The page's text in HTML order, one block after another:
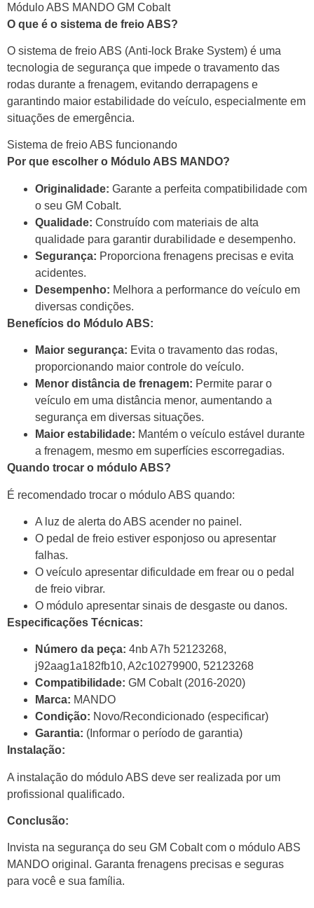
Módulo ABS MANDO GM Cobalt
O que é o sistema de freio ABS?
O sistema de freio ABS (Anti-lock Brake System) é uma
tecnologia de segurança que impede o travamento das
rodas durante a frenagem, evitando derrapagens e
garantindo maior estabilidade do veículo, especialmente em
situações de emergência.
Sistema de freio ABS funcionando
Por que escolher o Módulo ABS MANDO?
Originalidade: Garante a perfeita compatibilidade com
o seu GM Cobalt.
Qualidade: Construído com materiais de alta
qualidade para garantir durabilidade e desempenho.
Segurança: Proporciona frenagens precisas e evita
acidentes.
Desempenho: Melhora a performance do veículo em
diversas condições.
Benefícios do Módulo ABS:
Maior segurança: Evita o travamento das rodas,
proporcionando maior controle do veículo.
Menor distância de frenagem: Permite parar o
veículo em uma distância menor, aumentando a
segurança em diversas situações.
Maior estabilidade: Mantém o veículo estável durante
a frenagem, mesmo em superfícies escorregadias.
Quando trocar o módulo ABS?
É recomendado trocar o módulo ABS quando:
A luz de alerta do ABS acender no painel.
O pedal de freio estiver esponjoso ou apresentar
falhas.
O veículo apresentar dificuldade em frear ou o pedal
de freio vibrar.
O módulo apresentar sinais de desgaste ou danos.
Especificações Técnicas:
Número da peça: 4nb A7h 52123268,
j92aag1a182fb10, A2c10279900, 52123268
Compatibilidade: GM Cobalt (2016-2020)
Marca: MANDO
Condição: Novo/Recondicionado (especificar)
Garantia: (Informar o período de garantia)
Instalação:
A instalação do módulo ABS deve ser realizada por um
profissional qualificado.
Conclusão:
Invista na segurança do seu GM Cobalt com o módulo ABS
MANDO original. Garanta frenagens precisas e seguras
para você e sua família.